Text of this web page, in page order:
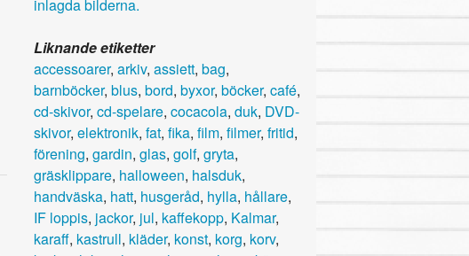
inlagda bilderna.
Liknande etiketter
accessoarer, arkiv, assiett, bag,
barnböcker, blus, bord, byxor, böcker, café,
cd-skivor, cd-spelare, cocacola, duk, DVD-
skivor, elektronik, fat, fika, film, filmer, fritid,
förening, gardin, glas, golf, gryta,
gräsklippare, halloween, halsduk,
handväska, hatt, husgeråd, hylla, hållare,
IF loppis, jackor, jul, kaffekopp, Kalmar,
karaff, kastrull, kläder, konst, korg, korv,